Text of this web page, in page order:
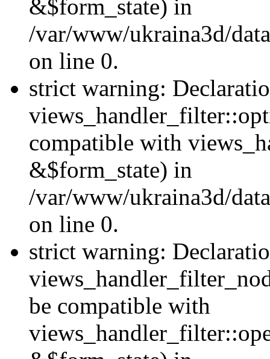
&$form_state) in
/var/www/ukraina3d/
on line 0.
strict warning:
compatible with
&$form_state) in
/var/www/ukraina3d/
on line 0.
strict warning:
be compatible with